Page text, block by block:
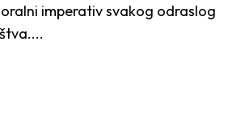
imperativ svakog odraslog